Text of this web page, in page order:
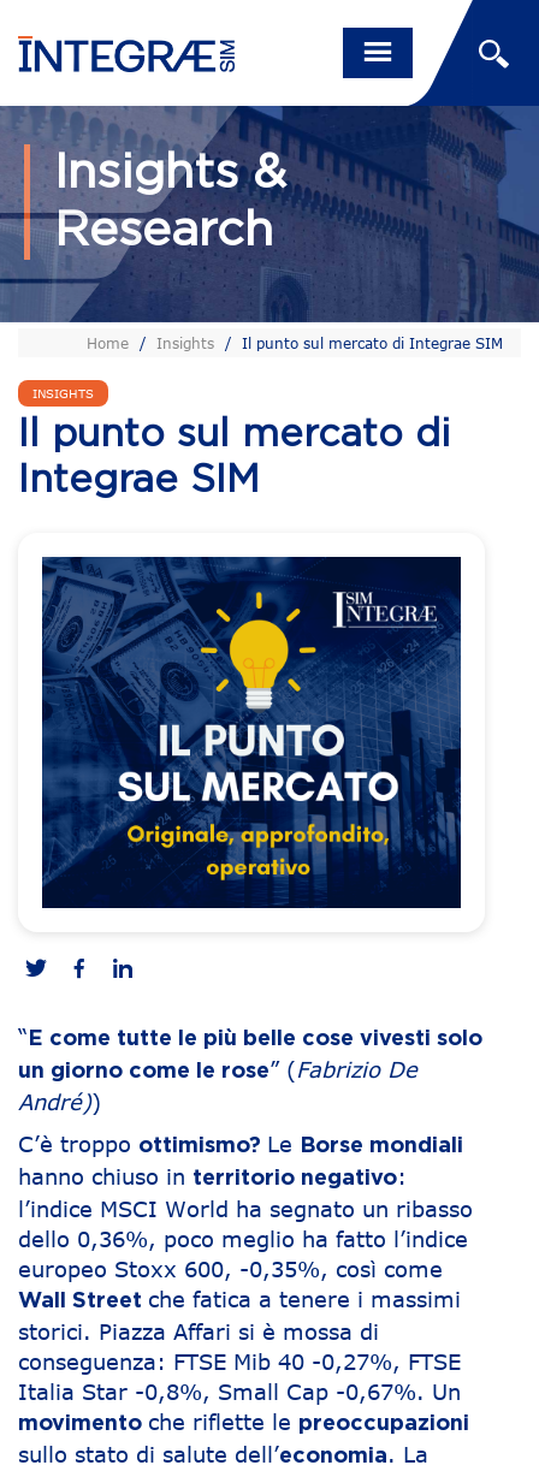
Insights &
Research
Home / Insights / Il punto sul mercato di Integrae SIM
INSIGHTS
Il punto sul mercato di
Integrae SIM
“ E come tutte le più belle cose vivesti solo
un giorno come le rose” (Fabrizio De
André))
C’è troppo ottimismo? Le Borse mondiali
hanno chiuso in territorio negativo:
l’indice MSCI World ha segnato un ribasso
dello 0,36%, poco meglio ha fatto l’indice
europeo Stoxx 600, -0,35%, così come
Wall Street che fatica a tenere i massimi
storici. Piazza Affari si è mossa di
conseguenza: FTSE Mib 40 -0,27%, FTSE
Italia Star -0,8%, Small Cap -0,67%. Un
movimento che riflette le preoccupazioni
sullo stato di salute dell’economia. La